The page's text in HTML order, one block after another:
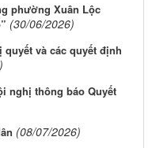
phường Xuân Lộc
(30/06/2026)
và các quyết định
nghị thông báo Quyết
(08/07/2026)